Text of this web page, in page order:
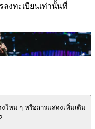
งทะเบียนเท่านั้นที่
ใหม่ ๆ หรือการแสดงเพิ่มเติม